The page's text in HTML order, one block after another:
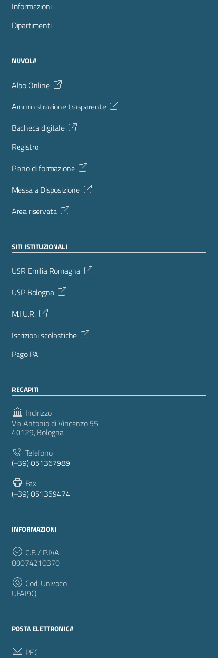
Informazioni
Dipartimenti
NUVOLA
Albo Online
Amministrazione trasparente
Bacheca digitale
Registro
Piano di formazione
Messa a Disposizione
Area riservata
SITI ISTITUZIONALI
USR Emilia Romagna
USP Bologna
M.I.U.R.
Iscrizioni scolastiche
Pago PA
RECAPITI
Indirizzo
Via Antonio di Vincenzo 55
40129, Bologna
Telefono
(+39) 051367989
Fax
(+39) 051359474
INFORMAZIONI
C.F. / P.IVA
80074210370
Cod. Univoco
UFAI9Q
POSTA ELETTRONICA
PEC